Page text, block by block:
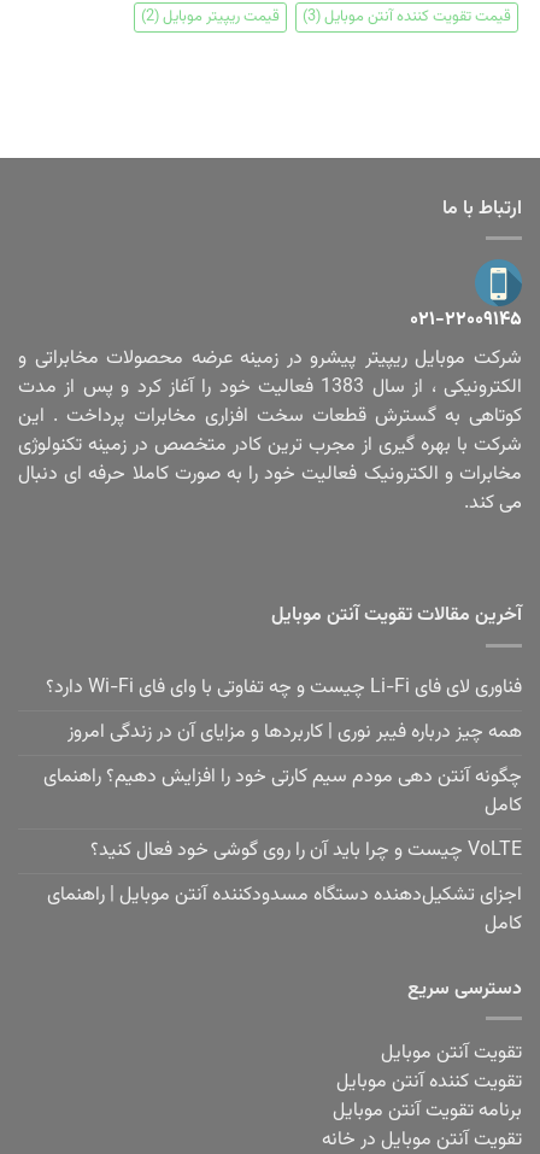
قیمت تقویت کننده آنتن موبایل(3) قیمت ریپیتر موبایل(2)
ارتباط با ما
۰۲۱-۲۲۰۰۹۱۴۵
شرکت موبایل ریپیتر پیشرو در زمینه عرضه محصولات مخابراتی و
الکترونیکی ، از سال 1383 فعالیت خود را آغاز کرد و پس از مدت
کوتاهی به گسترش قطعات سخت افزاری مخابرات پرداخت . این
شرکت با بهره گیری از مجرب ترین کادر متخصص در زمینه تکنولوژی
مخابرات و الکترونیک فعالیت خود را به صورت کاملا حرفه ای دنبال
می کند.
آخرین مقالات تقویت آنتن موبایل
فناوری لای فای Li-Fi چیست و چه تفاوتی با وای فای Wi-Fi دارد؟
همه چیز درباره فیبر نوری | کاربردها و مزایای آن در زندگی امروز
چگونه آنتن دهی مودم سیم کارتی خود را افزایش دهیم؟ راهنمای
کامل
VoLTE چیست و چرا باید آن را روی گوشی خود فعال کنید؟
اجزای تشکیل‌دهنده دستگاه مسدودکننده آنتن موبایل | راهنمای
کامل
دسترسی سریع
تقویت آنتن موبایل
تقویت کننده آنتن موبایل
برنامه تقویت آنتن موبایل
تقویت آنتن موبایل در خانه